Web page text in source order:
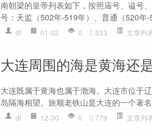
南朝梁的皇帝列表如下，按照庙号、谥号
号：天监（502年-519年）、普通（520年
dl 01-02 0 533 文章列
大连周围的海是黄海还
大连既属于黄海也属于渤海。大连市位于
岛隔海相望。旅顺老铁山是大连的一个著
dl 12-30 0 779 文章列